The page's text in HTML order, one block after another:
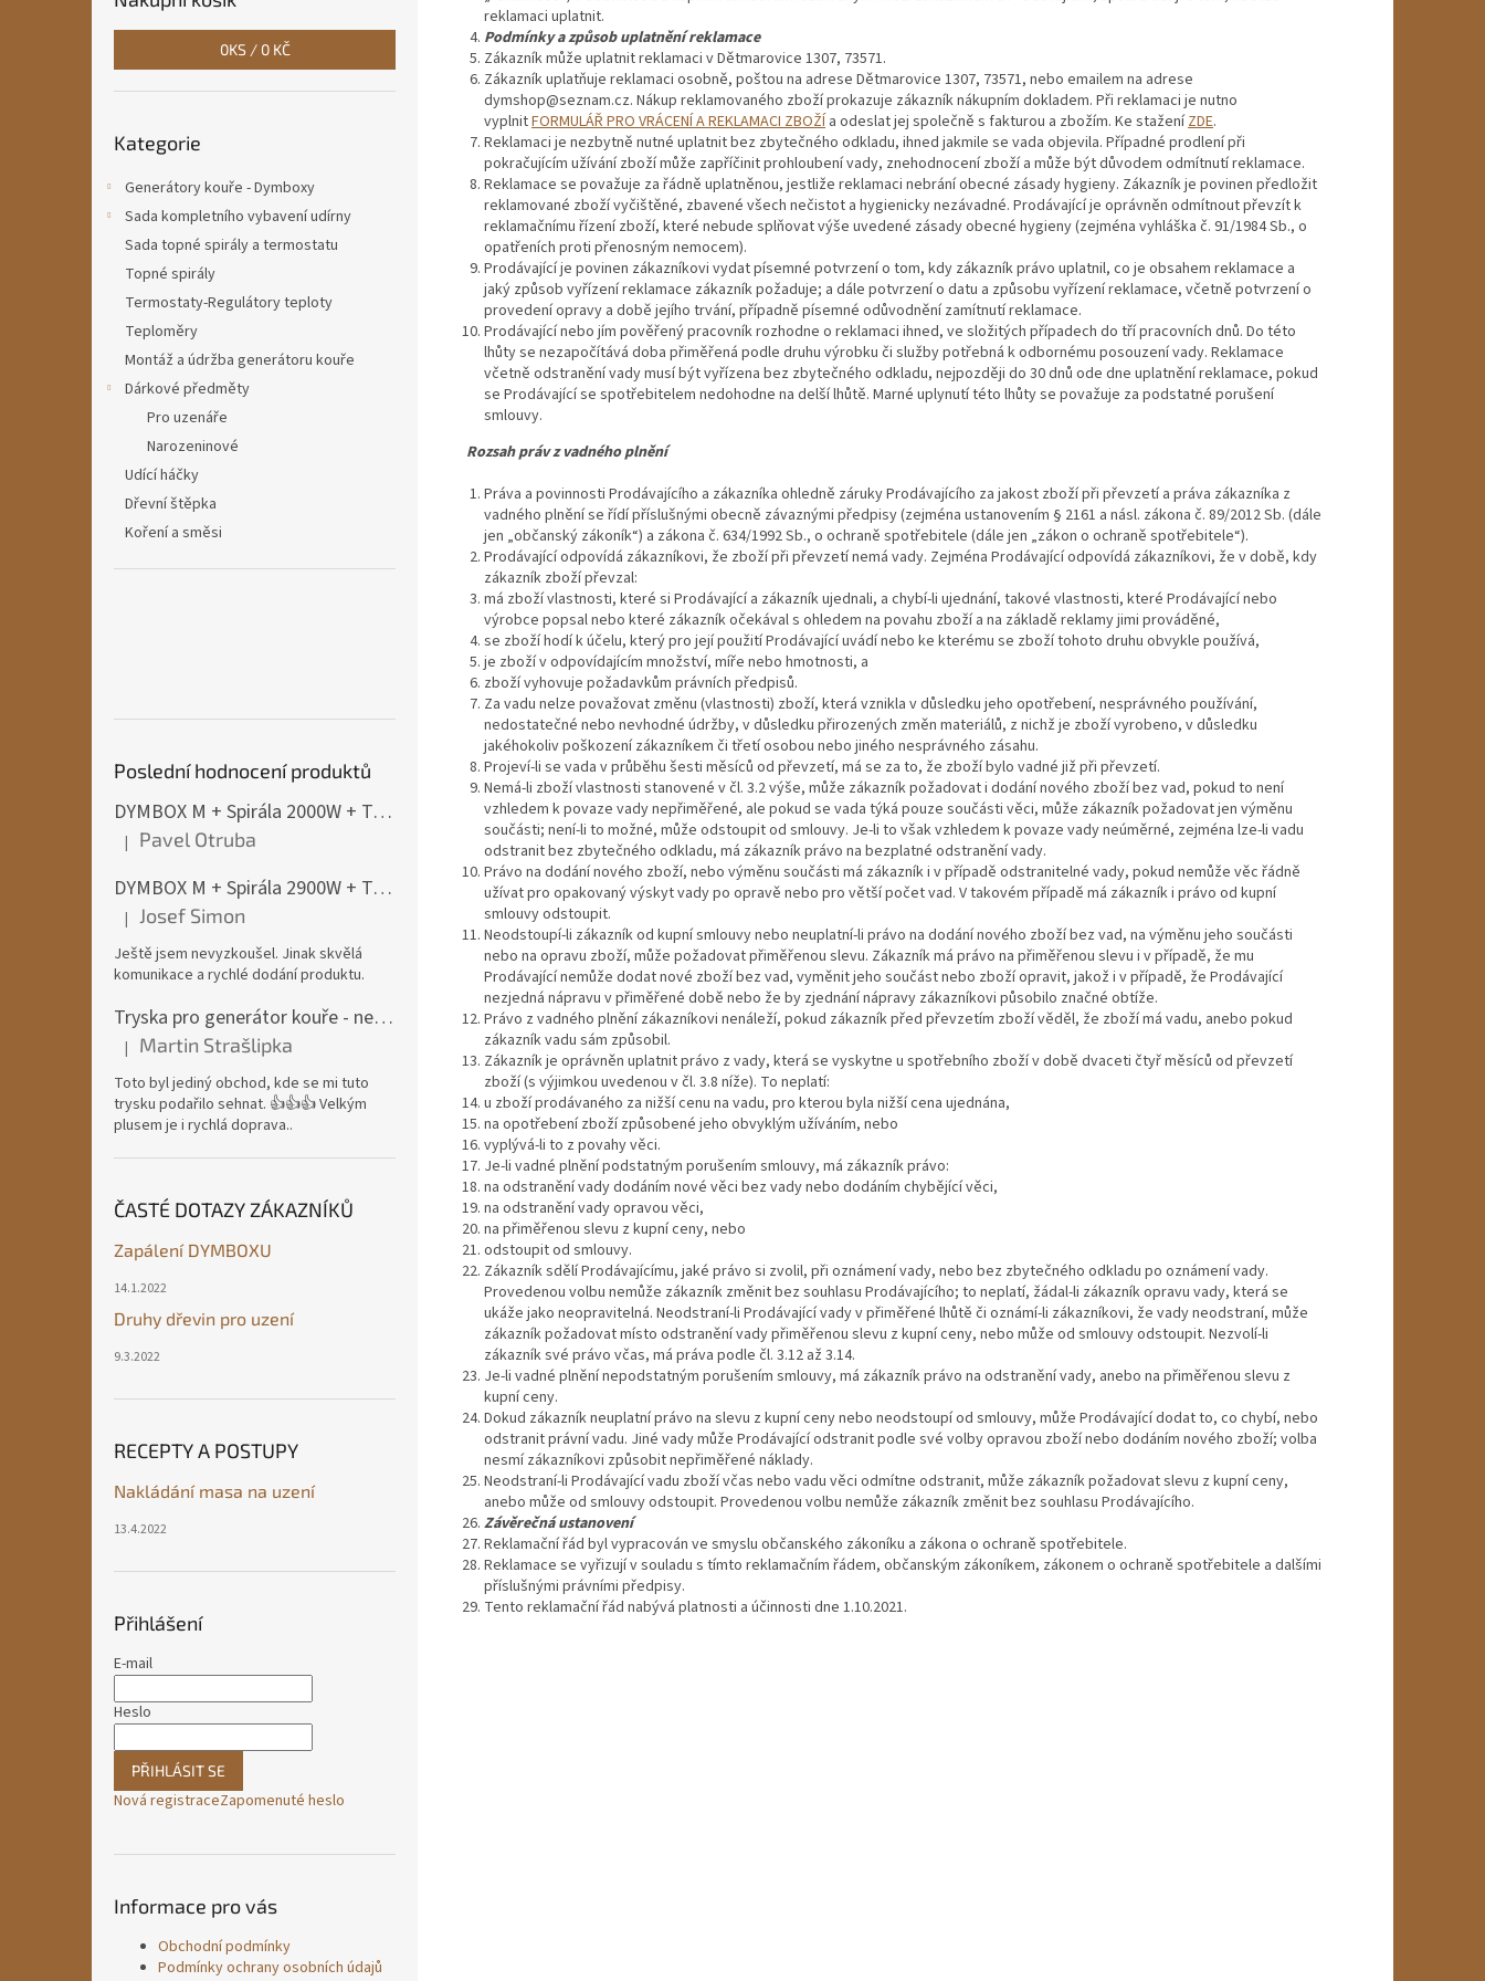
0KS / 0 KČ
kategorie
Kategorie
Generátory kouře - Dymboxy
Sada kompletního vybavení udírny
Sada topné spirály a termostatu
Topné spirály
Termostaty-Regulátory teploty
Teploměry
Montáž a údržba generátoru kouře
Dárkové předměty
Pro uzenáře
Narozeninové
Udící háčky
Dřevní štěpka
Koření a směsi
Poslední hodnocení produktů
DYMBOX M + Spirála 2000W + Termostat do 4500W
Hodnocení produktu je 5 z 5 hvězdiček.
| Pavel Otruba
DYMBOX M + Spirála 2900W + Termostat do 4500W
Hodnocení produktu je 5 z 5 hvězdiček.
| Josef Simon
Ještě jsem nevyzkoušel. Jinak skvělá
komunikace a rychlé dodání produktu.
Tryska pro generátor kouře - nerezová ocel
Hodnocení produktu je 5 z 5 hvězdiček.
| Martin Strašlipka
Toto byl jediný obchod, kde se mi tuto
trysku podařilo sehnat. 👍👍👍 Velkým
plusem je i rychlá doprava..
ČASTÉ DOTAZY ZÁKAZNÍKŮ
Zapálení DYMBOXU
14.1.2022
Druhy dřevin pro uzení
9.3.2022
RECEPTY A POSTUPY
Nakládání masa na uzení
13.4.2022
Přihlášení
E-mail
Heslo
PŘIHLÁSIT SE
Nová registraceZapomenuté heslo
Informace pro vás
Obchodní podmínky
Podmínky ochrany osobních údajů
reklamaci uplatnit.
Podmínky a způsob uplatnění reklamace
Zákazník může uplatnit reklamaci v Dětmarovice 1307, 73571.
Zákazník uplatňuje reklamaci osobně, poštou na adrese Dětmarovice 1307, 73571, nebo emailem na adrese
dymshop@seznam.cz. Nákup reklamovaného zboží prokazuje zákazník nákupním dokladem. Při reklamaci je nutno
vyplnitFORMULÁŘ PRO VRÁCENÍ A REKLAMACI ZBOŽÍa odeslat jej společně s fakturou a zbožím. Ke staženíZDE.
Reklamaci je nezbytně nutné uplatnit bez zbytečného odkladu, ihned jakmile se vada objevila. Případné prodlení při
pokračujícím užívání zboží může zapříčinit prohloubení vady, znehodnocení zboží a může být důvodem odmítnutí reklamace.
Reklamace se považuje za řádně uplatněnou, jestliže reklamaci nebrání obecné zásady hygieny. Zákazník je povinen předložit
reklamované zboží vyčištěné, zbavené všech nečistot a hygienicky nezávadné. Prodávající je oprávněn odmítnout převzít k
reklamačnímu řízení zboží, které nebude splňovat výše uvedené zásady obecné hygieny (zejména vyhláška č. 91/1984 Sb., o
opatřeních proti přenosným nemocem).
Prodávající je povinen zákazníkovi vydat písemné potvrzení o tom, kdy zákazník právo uplatnil, co je obsahem reklamace a
jaký způsob vyřízení reklamace zákazník požaduje; a dále potvrzení o datu a způsobu vyřízení reklamace, včetně potvrzení o
provedení opravy a době jejího trvání, případně písemné odůvodnění zamítnutí reklamace.
Prodávající nebo jím pověřený pracovník rozhodne o reklamaci ihned, ve složitých případech do tří pracovních dnů. Do této
lhůty se nezapočítává doba přiměřená podle druhu výrobku či služby potřebná k odbornému posouzení vady. Reklamace
včetně odstranění vady musí být vyřízena bez zbytečného odkladu, nejpozději do 30 dnů ode dne uplatnění reklamace, pokud
se Prodávající se spotřebitelem nedohodne na delší lhůtě. Marné uplynutí této lhůty se považuje za podstatné porušení
smlouvy.
Rozsah práv z vadného plnění
Práva a povinnosti Prodávajícího a zákazníka ohledně záruky Prodávajícího za jakost zboží při převzetí a práva zákazníka z
vadného plnění se řídí příslušnými obecně závaznými předpisy (zejména ustanovením § 2161 a násl. zákona č. 89/2012 Sb. (dále
jen „občanský zákoník“) a zákona č. 634/1992 Sb., o ochraně spotřebitele (dále jen „zákon o ochraně spotřebitele“).
Prodávající odpovídá zákazníkovi, že zboží při převzetí nemá vady. Zejména Prodávající odpovídá zákazníkovi, že v době, kdy
zákazník zboží převzal:
má zboží vlastnosti, které si Prodávající a zákazník ujednali, a chybí-li ujednání, takové vlastnosti, které Prodávající nebo
výrobce popsal nebo které zákazník očekával s ohledem na povahu zboží a na základě reklamy jimi prováděné,
se zboží hodí k účelu, který pro její použití Prodávající uvádí nebo ke kterému se zboží tohoto druhu obvykle používá,
je zboží v odpovídajícím množství, míře nebo hmotnosti, a
zboží vyhovuje požadavkům právních předpisů.
Za vadu nelze považovat změnu (vlastnosti) zboží, která vznikla v důsledku jeho opotřebení, nesprávného používání,
nedostatečné nebo nevhodné údržby, v důsledku přirozených změn materiálů, z nichž je zboží vyrobeno, v důsledku
jakéhokoliv poškození zákazníkem či třetí osobou nebo jiného nesprávného zásahu.
Projeví-li se vada v průběhu šesti měsíců od převzetí, má se za to, že zboží bylo vadné již při převzetí.
Nemá-li zboží vlastnosti stanovené v čl. 3.2 výše, může zákazník požadovat i dodání nového zboží bez vad, pokud to není
vzhledem k povaze vady nepřiměřené, ale pokud se vada týká pouze součásti věci, může zákazník požadovat jen výměnu
součásti; není-li to možné, může odstoupit od smlouvy. Je-li to však vzhledem k povaze vady neúměrné, zejména lze-li vadu
odstranit bez zbytečného odkladu, má zákazník právo na bezplatné odstranění vady.
Právo na dodání nového zboží, nebo výměnu součásti má zákazník i v případě odstranitelné vady, pokud nemůže věc řádně
užívat pro opakovaný výskyt vady po opravě nebo pro větší počet vad. V takovém případě má zákazník i právo od kupní
smlouvy odstoupit.
Neodstoupí-li zákazník od kupní smlouvy nebo neuplatní-li právo na dodání nového zboží bez vad, na výměnu jeho součásti
nebo na opravu zboží, může požadovat přiměřenou slevu. Zákazník má právo na přiměřenou slevu i v případě, že mu
Prodávající nemůže dodat nové zboží bez vad, vyměnit jeho součást nebo zboží opravit, jakož i v případě, že Prodávající
nezjedná nápravu v přiměřené době nebo že by zjednání nápravy zákazníkovi působilo značné obtíže.
Právo z vadného plnění zákazníkovi nenáleží, pokud zákazník před převzetím zboží věděl, že zboží má vadu, anebo pokud
zákazník vadu sám způsobil.
Zákazník je oprávněn uplatnit právo z vady, která se vyskytne u spotřebního zboží v době dvaceti čtyř měsíců od převzetí
zboží (s výjimkou uvedenou v čl. 3.8 níže). To neplatí:
u zboží prodávaného za nižší cenu na vadu, pro kterou byla nižší cena ujednána,
na opotřebení zboží způsobené jeho obvyklým užíváním, nebo
vyplývá-li to z povahy věci.
Je-li vadné plnění podstatným porušením smlouvy, má zákazník právo:
na odstranění vady dodáním nové věci bez vady nebo dodáním chybějící věci,
na odstranění vady opravou věci,
na přiměřenou slevu z kupní ceny, nebo
odstoupit od smlouvy.
Zákazník sdělí Prodávajícímu, jaké právo si zvolil, při oznámení vady, nebo bez zbytečného odkladu po oznámení vady.
Provedenou volbu nemůže zákazník změnit bez souhlasu Prodávajícího; to neplatí, žádal-li zákazník opravu vady, která se
ukáže jako neopravitelná. Neodstraní-li Prodávající vady v přiměřené lhůtě či oznámí-li zákazníkovi, že vady neodstraní, může
zákazník požadovat místo odstranění vady přiměřenou slevu z kupní ceny, nebo může od smlouvy odstoupit. Nezvolí-li
zákazník své právo včas, má práva podle čl. 3.12 až 3.14.
Je-li vadné plnění nepodstatným porušením smlouvy, má zákazník právo na odstranění vady, anebo na přiměřenou slevu z
kupní ceny.
Dokud zákazník neuplatní právo na slevu z kupní ceny nebo neodstoupí od smlouvy, může Prodávající dodat to, co chybí, nebo
odstranit právní vadu. Jiné vady může Prodávající odstranit podle své volby opravou zboží nebo dodáním nového zboží; volba
nesmí zákazníkovi způsobit nepřiměřené náklady.
Neodstraní-li Prodávající vadu zboží včas nebo vadu věci odmítne odstranit, může zákazník požadovat slevu z kupní ceny,
anebo může od smlouvy odstoupit. Provedenou volbu nemůže zákazník změnit bez souhlasu Prodávajícího.
Závěrečná ustanovení
Reklamační řád byl vypracován ve smyslu občanského zákoníku a zákona o ochraně spotřebitele.
Reklamace se vyřizují v souladu s tímto reklamačním řádem, občanským zákoníkem, zákonem o ochraně spotřebitele a dalšími
příslušnými právními předpisy.
Tento reklamační řád nabývá platnosti a účinnosti dne 1.10.2021.